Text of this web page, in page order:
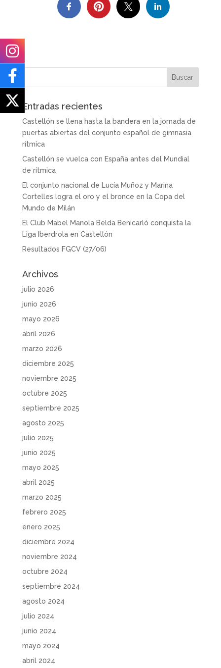
Entradas recientes
Castellón se llena hasta la bandera en la jornada de
puertas abiertas del conjunto español de gimnasia
rítmica
Castellón se vuelca con España antes del Mundial
de rítmica
El conjunto nacional de Lucía Muñoz y Marina
Cortelles logra el oro y el bronce en la Copa del
Mundo de Milán
El Club Mabel Manola Belda Benicarló conquista la
Liga Iberdrola en Castellón
Resultados FGCV (27/06)
Archivos
julio 2026
junio 2026
mayo 2026
abril 2026
marzo 2026
diciembre 2025
noviembre 2025
octubre 2025
septiembre 2025
agosto 2025
julio 2025
junio 2025
mayo 2025
abril 2025
marzo 2025
febrero 2025
enero 2025
diciembre 2024
noviembre 2024
octubre 2024
septiembre 2024
agosto 2024
julio 2024
junio 2024
mayo 2024
abril 2024